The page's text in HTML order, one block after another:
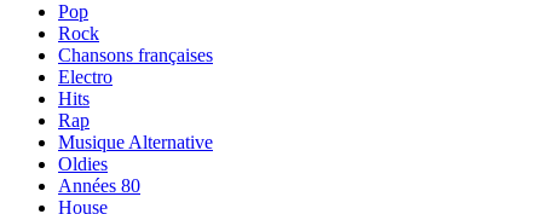
Pop
Rock
Chansons françaises
Electro
Hits
Rap
Musique Alternative
Oldies
Années 80
House